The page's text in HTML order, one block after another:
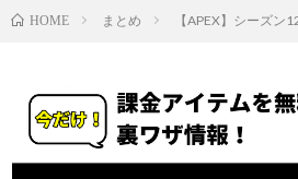
HOME まとめ 【APEX】シーズ